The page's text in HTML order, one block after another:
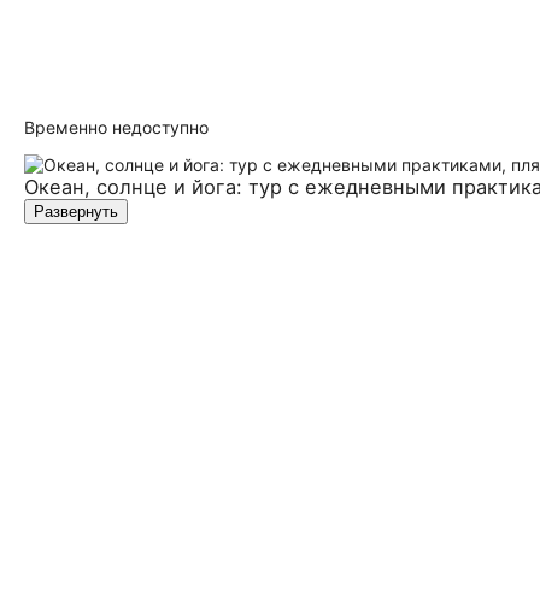
Временно недоступно
Океан, солнце и йога: тур с ежедневными
Развернуть